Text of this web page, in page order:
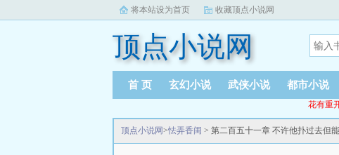
将本站设为首页 收藏顶点小说网
顶点小说网
首 页 玄幻小说 武侠小说 都市小说
花有重
顶点小说网>怯弄香闺 > 第二百五十一章 不许他扑过去但能